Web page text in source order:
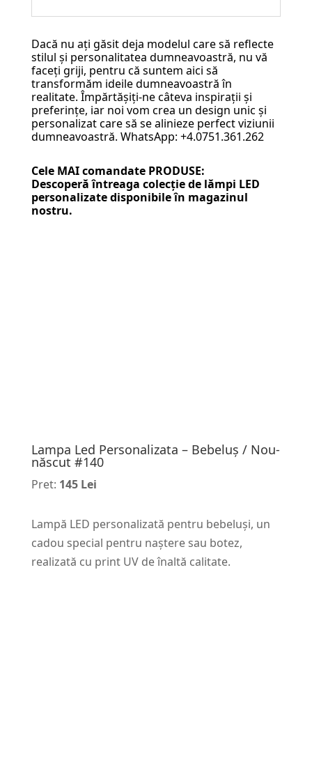
Dacă nu ați găsit deja modelul care să reflecte
stilul și personalitatea dumneavoastră, nu vă
faceți griji, pentru că suntem aici să
transformăm ideile dumneavoastră în
realitate. Împărtășiți-ne câteva inspirații și
preferințe, iar noi vom crea un design unic și
personalizat care să se alinieze perfect viziunii
dumneavoastră. WhatsApp: +4.0751.361.262
Cele MAI comandate PRODUSE:
Descoperă întreaga colecție de lămpi LED
personalizatedisponibile în magazinul
nostru.
Lampa Led Personalizata – Bebeluș / Nou-
născut #140
Pret: 145 Lei
Lampă LED personalizată pentru bebeluși, un
cadou special pentru naștere sau botez,
realizată cu print UV de înaltă calitate.